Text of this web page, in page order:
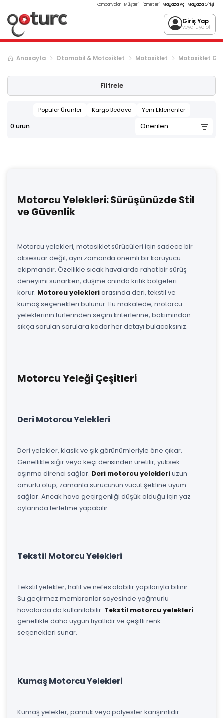
Kampanyalar Müşteri Hizmetleri Mağaza Aç Mağaza Girişi
Giriş Yap
veya üye ol
Anasayfa Otomobil & Motosiklet Motosiklet Motosiklet
Filtrele
Popüler Ürünler Kargo Bedava Yeni Eklenenler
0 ürün
Motorcu Yelekleri: Sürüşünüzde Stil
ve Güvenlik
Motorcu yelekleri, motosiklet sürücüleri için sadece bir
aksesuar değil, aynı zamanda önemli bir koruyucu
ekipmandır. Özellikle sıcak havalarda rahat bir sürüş
deneyimi sunarken, düşme anında kritik bölgeleri
korur. Motorcu yelekleriarasında deri, tekstil ve
kumaş seçenekleri bulunur. Bu makalede, motorcu
yeleklerinin türlerinden seçim kriterlerine, bakımından
sıkça sorulan sorulara kadar her detayı bulacaksınız.
Motorcu Yeleği Çeşitleri
Deri Motorcu Yelekleri
Deri yelekler, klasik ve şık görünümleriyle öne çıkar.
Genellikle sığır veya keçi derisinden üretilir, yüksek
aşınma direnci sağlar. Deri motorcu yelekleriuzun
ömürlü olup, zamanla sürücünün vücut şekline uyum
sağlar. Ancak hava geçirgenliği düşük olduğu için yaz
aylarında terletme yapabilir.
Tekstil Motorcu Yelekleri
Tekstil yelekler, hafif ve nefes alabilir yapılarıyla bilinir.
Su geçirmez membranlar sayesinde yağmurlu
havalarda da kullanılabilir. Tekstil motorcu yelekleri
genellikle daha uygun fiyatlıdır ve çeşitli renk
seçenekleri sunar.
Kumaş Motorcu Yelekleri
Kumaş yelekler, pamuk veya polyester karışımlıdır.